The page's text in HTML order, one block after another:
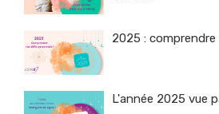
2025 :
L'année 2025 vue